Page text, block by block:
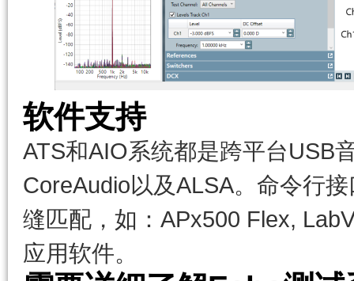
软件支持
ATS和AIO系统都是跨平台USB
CoreAudio以及ALSA。命令行
缝匹配，如：APx500 Flex,
应用软件。